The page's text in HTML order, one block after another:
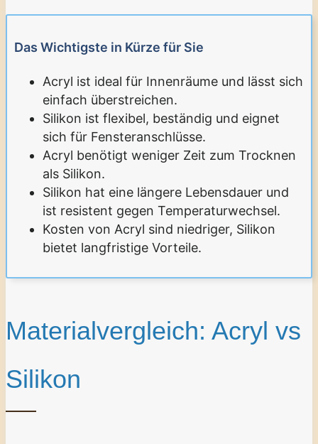
Das Wichtigste in Kürze für Sie
Acryl ist ideal für Innenräume und lässt sich
einfach überstreichen.
Silikon ist flexibel, beständig und eignet
sich für Fensteranschlüsse.
Acryl benötigt weniger Zeit zum Trocknen
als Silikon.
Silikon hat eine längere Lebensdauer und
ist resistent gegen Temperaturwechsel.
Kosten von Acryl sind niedriger, Silikon
bietet langfristige Vorteile.
Materialvergleich: Acryl vs
Silikon